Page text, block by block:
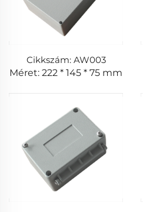
Cikkszám: AW003
Méret: 222 * 145 * 75 mm